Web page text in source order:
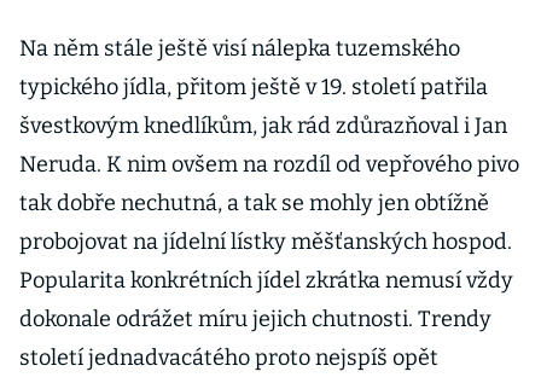
Na něm stále ještě visí nálepka tuzemského
typického jídla, přitom ještě v 19. století patřila
švestkovým knedlíkům, jak rád zdůrazňoval i Jan
Neruda. K nim ovšem na rozdíl od vepřového pivo
tak dobře nechutná, a tak se mohly jen obtížně
probojovat na jídelní lístky měšťanských hospod.
Popularita konkrétních jídel zkrátka nemusí vždy
dokonale odrážet míru jejich chutnosti. Trendy
století jednadvacátého proto nejspíš opět